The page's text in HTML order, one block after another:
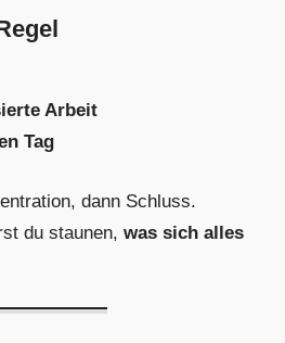
Arbeit
Tag
dann Schluss.
du staunen, was sich alles